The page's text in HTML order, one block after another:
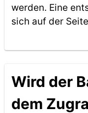
werden. Eine
sich auf der
Wird der
dem